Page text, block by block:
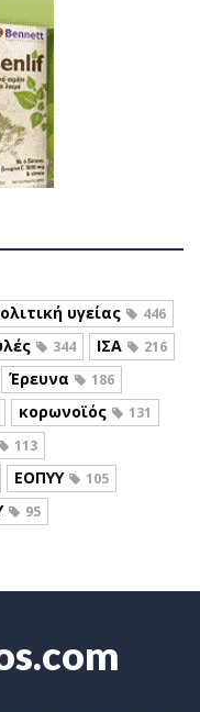
υγείας 446
344 ΙΣΑ 216
Έρευνα 186
κορωνοϊός 131
113
ΕΟΠΥΥ 105
95